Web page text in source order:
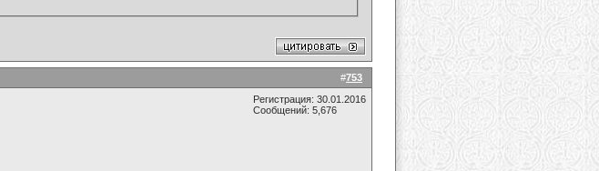
#753
Регистрация: 30.01.2016
Сообщений: 5,676